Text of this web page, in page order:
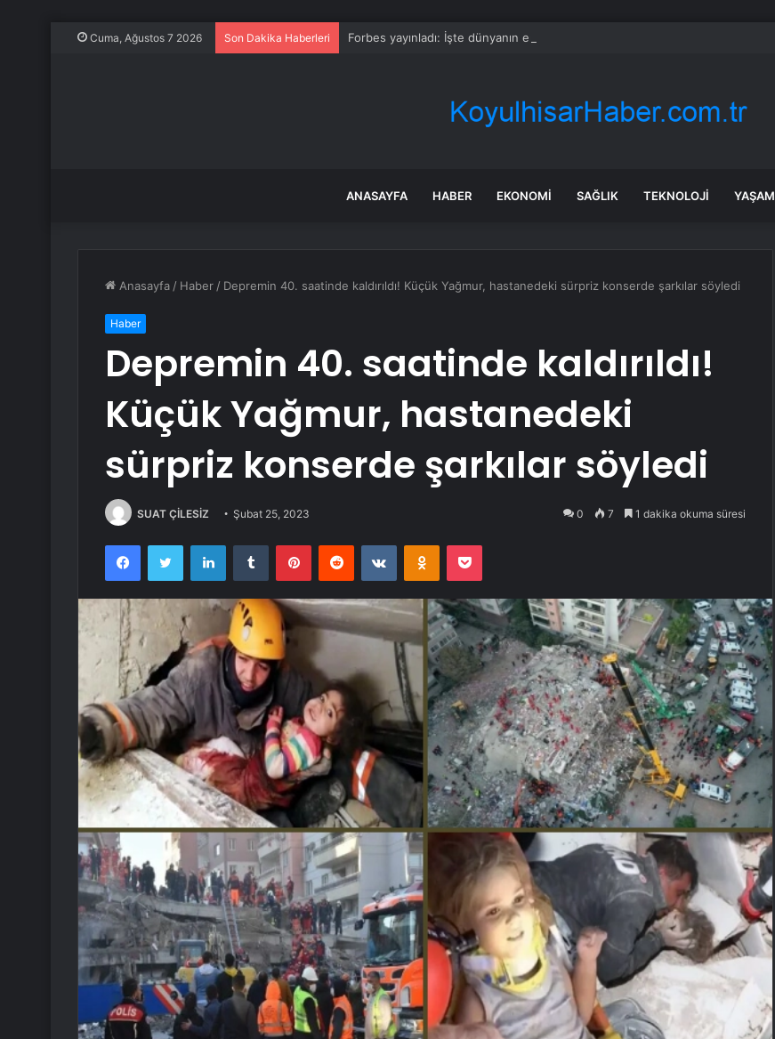
Cuma, Ağustos 7 2026 Son Dakika Haberleri Forbes yayınladı: İşte dünyanın en çok kâr eden 10 şirketi
ANASAYFA HABER EKONOMI SAĞLIK TEKNOLOJI YAŞAM
Anasayfa / Haber / Depremin 40. saatinde kaldırıldı! Küçük Yağmur, hastanedeki sürpriz konserde şarkılar söyledi
Haber
Depremin 40. saatinde kaldırıldı!
Küçük Yağmur, hastanedeki
sürpriz konserde şarkılar söyledi
SUAT ÇİLESİZ Şubat 25, 2023 0 7 1 dakika okuma süresi
FacebookTwitter LinkedInTumblr PinterestReddit VKontakteOdnoklassniki
Pocket